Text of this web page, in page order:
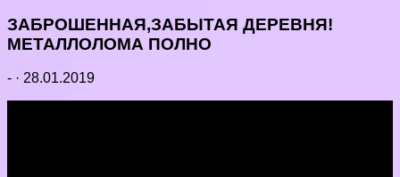
ЗАБРОШЕННАЯ,ЗАБЫТАЯ ДЕРЕВНЯ!
МЕТАЛЛОЛОМА ПОЛНО
- · 28.01.2019